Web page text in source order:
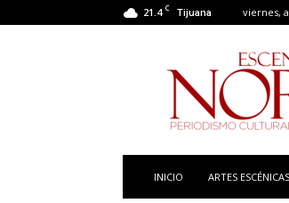
21.4 C Tijuana viernes,
Norte
INICIO ARTES ESCÉNICAS